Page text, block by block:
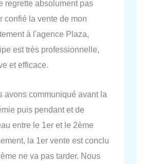
regrette absolument pas
confié la vente de mon
à l'agence Plaza,
est très professionnelle,
et efficace.
avons communiqué avant la
puis pendant et de
entre le 1er et le 2ème
la 1er vente est conclu
ne va pas tarder. Nous